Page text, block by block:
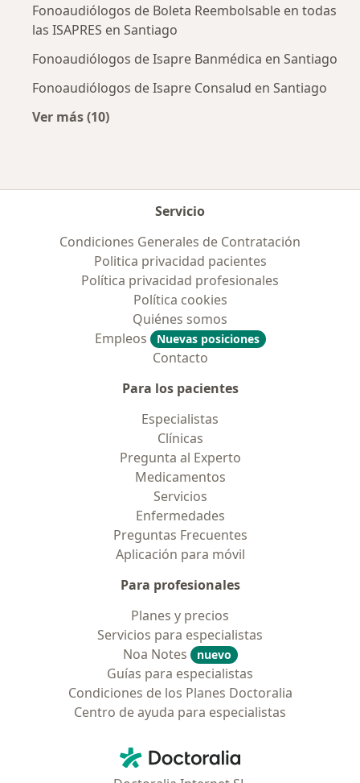
Fonoaudiólogos de Boleta Reembolsable en todas
las ISAPRES en Santiago
Fonoaudiólogos de Isapre Banmédica en Santiago
Fonoaudiólogos de Isapre Consalud en Santiago
Ver más (10)
Servicio
Condiciones Generales de Contratación
Politica privacidad pacientes
Política privacidad profesionales
Política cookies
Quiénes somos
Empleos
Nuevas posiciones
Contacto
Para los pacientes
Especialistas
Clínicas
Pregunta al Experto
Medicamentos
Servicios
Enfermedades
Preguntas Frecuentes
Aplicación para móvil
Para profesionales
Planes y precios
Servicios para especialistas
Noa Notes
nuevo
Guías para especialistas
Condiciones de los Planes Doctoralia
Centro de ayuda para especialistas
Doctoralia - Página de inicio